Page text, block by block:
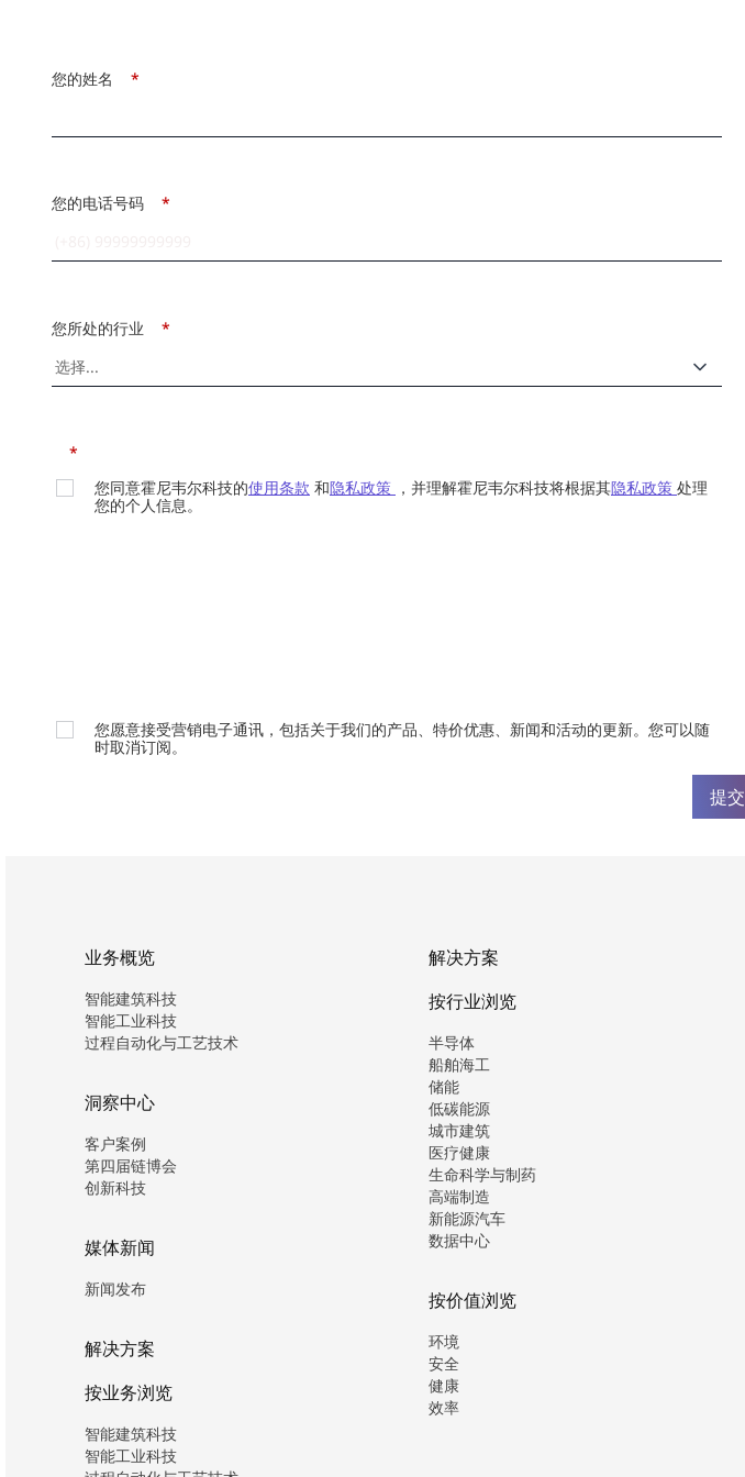
*
您的姓名
*
您的电话号码
*
您所处的行业
*
您同意霍尼韦尔科技的使用条款 和隐私政策 ，并理解霍尼韦尔科技将根据其隐私政策 处理
您的个人信息。
您愿意接受营销电子通讯，包括关于我们的产品、特价优惠、新闻和活动的更新。您可以随
时取消订阅。
提交
业务概览
智能建筑科技
智能工业科技
过程自动化与工艺技术
洞察中心
客户案例
第四届链博会
创新科技
媒体新闻
新闻发布
解决方案
按业务浏览
智能建筑科技
智能工业科技
解决方案
按行业浏览
半导体
船舶海工
储能
低碳能源
城市建筑
医疗健康
生命科学与制药
高端制造
新能源汽车
数据中心
按价值浏览
环境
安全
健康
效率